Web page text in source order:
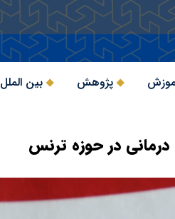
پژوهش بین الملل
در حوزه ترنس